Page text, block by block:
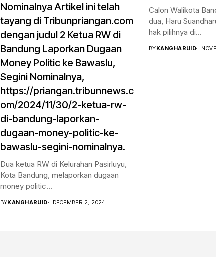
Nominalnya Artikel ini telah
tayang di Tribunpriangan.com
dengan judul 2 Ketua RW di
Bandung Laporkan Dugaan
Money Politic ke Bawaslu,
Segini Nominalnya,
https://priangan.tribunnews.c
om/2024/11/30/2-ketua-rw-
di-bandung-laporkan-
dugaan-money-politic-ke-
bawaslu-segini-nominalnya.
Dua ketua RW di Kelurahan Pasirluyu,
Kota Bandung, melaporkan dugaan
money politic...
BYKANGHARUID DECEMBER 2, 2024
Calon Walikota
dua, Haru
hak pilihnya di...
BYKANGHARUID